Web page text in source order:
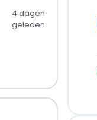
4 dagen
geleden